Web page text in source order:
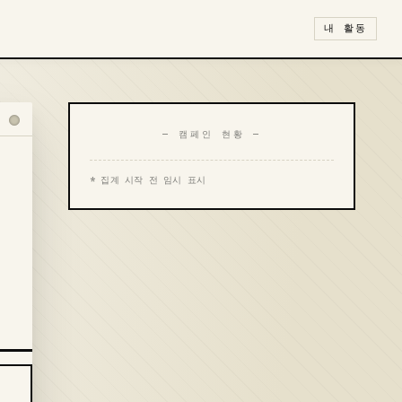
내 활동
— 캠페인 현황 —
* 집계 시작 전 임시 표시